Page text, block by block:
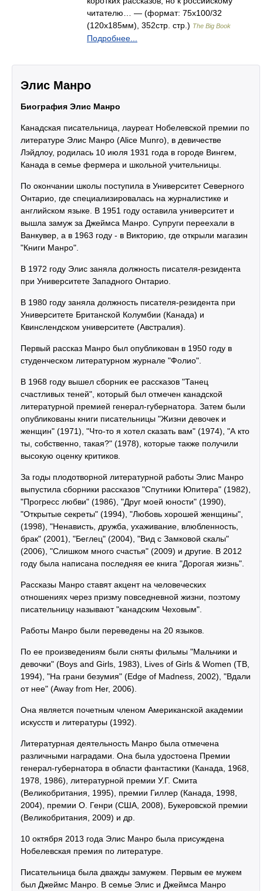
читателю… — (формат: 75x100/32
(120x185мм), 352стр. стр.) The Big Book
Подробнее...
Элис Манро
Биография Элис Манро
Канадская писательница, лауреат Нобелевской премии по
литературе Элис Манро (Alice Munro), в девичестве
Лэйдлоу, родилась 10 июля 1931 года в городе Вингем,
Канада в семье фермера и школьной учительницы.
По окончании школы поступила в Университет Северного
Онтарио, где специализировалась на журналистике и
английском языке. В 1951 году оставила университет и
вышла замуж за Джеймса Манро. Супруги переехали в
Ванкувер, а в 1963 году - в Викторию, где открыли магазин
"Книги Манро".
В 1972 году Элис заняла должность писателя-резидента
при Университете Западного Онтарио.
В 1980 году заняла должность писателя-резидента при
Университете Британской Колумбии (Канада) и
Квинслендском университете (Австралия).
Первый рассказ Манро был опубликован в 1950 году в
студенческом литературном журнале "Фолио".
В 1968 году вышел сборник ее рассказов "Танец
счастливых теней", который был отмечен канадской
литературной премией генерал-губернатора. Затем были
опубликованы книги писательницы "Жизни девочек и
женщин" (1971), "Что-то я хотел сказать вам" (1974), "А кто
ты, собственно, такая?" (1978), которые также получили
высокую оценку критиков.
За годы плодотворной литературной работы Элис Манро
выпустила сборники рассказов "Спутники Юпитера" (1982),
"Прогресс любви" (1986), "Друг моей юности" (1990),
"Открытые секреты" (1994), "Любовь хорошей женщины",
(1998), "Ненависть, дружба, ухаживание, влюбленность,
брак" (2001), "Беглец" (2004), "Вид с Замковой скалы"
(2006), "Слишком много счастья" (2009) и другие. В 2012
году была написана последняя ее книга "Дорогая жизнь".
Рассказы Манро ставят акцент на человеческих
отношениях через призму повседневной жизни, поэтому
писательницу называют "канадским Чеховым".
Работы Манро были переведены на 20 языков.
По ее произведениям были сняты фильмы "Мальчики и
девочки" (Boys and Girls, 1983), Lives of Girls & Women (ТВ,
1994), "На грани безумия" (Edge of Madness, 2002), "Вдали
от нее" (Away from Her, 2006).
Она является почетным членом Американской академии
искусств и литературы (1992).
Литературная деятельность Манро была отмечена
различными наградами. Она была удостоена Премии
генерал-губернатора в области фантастики (Канада, 1968,
1978, 1986), литературной премии У.Г. Смита
(Великобритания, 1995), премии Гиллер (Канада, 1998,
2004), премии О. Генри (США, 2008), Букеровской премии
(Великобритания, 2009) и др.
10 октября 2013 года Элис Манро была присуждена
Нобелевская премия по литературе.
Писательница была дважды замужем. Первым ее мужем
был Джеймс Манро. В семье Элис и Джеймса Манро